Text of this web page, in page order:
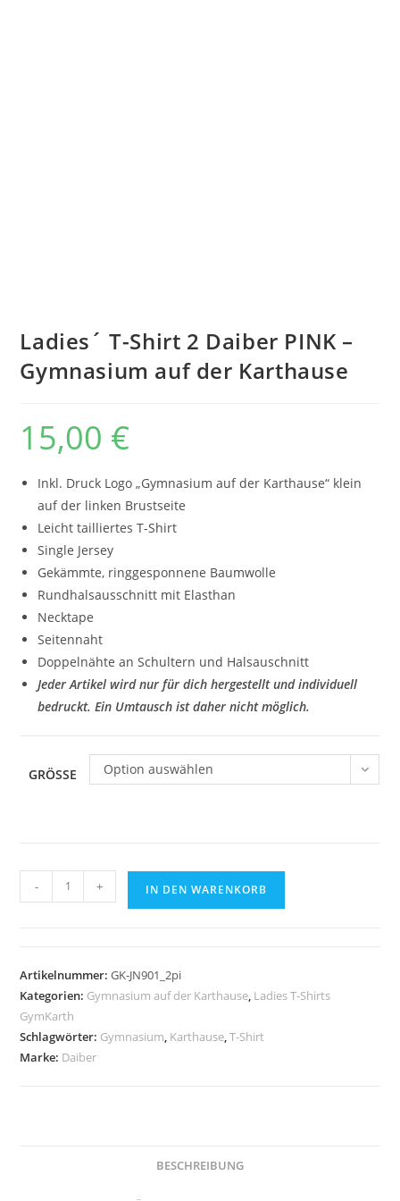
Ladies´ T-Shirt 2 Daiber PINK –
Gymnasium auf der Karthause
15,00 €
Inkl. Druck Logo „Gymnasium auf der Karthause“ klein
auf der linken Brustseite
Leicht tailliertes T-Shirt
Single Jersey
Gekämmte, ringgesponnene Baumwolle
Rundhalsausschnitt mit Elasthan
Necktape
Seitennaht
Doppelnähte an Schultern und Halsauschnitt
Jeder Artikel wird nur für dich hergestellt und individuell
bedruckt. Ein Umtausch ist daher nicht möglich.
GRÖSSE Option auswählen
´
2
Daiber
PINK
-
Gymnasium
- + IN DEN WARENKORB
Artikelnummer:GK-JN901_2pi
Kategorien: Gymnasium auf der Karthause, Ladies T-Shirts
GymKarth
Schlagwörter: Gymnasium, Karthause,T-Shirt
Marke: Daiber
BESCHREIBUNG